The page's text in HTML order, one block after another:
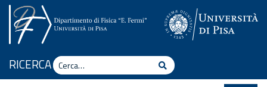
Vai al contenuto
RICERCACerca Cerca